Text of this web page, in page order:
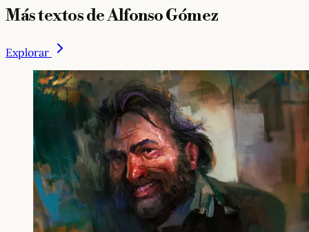
Más textos de Alfonso Gómez
Explorar